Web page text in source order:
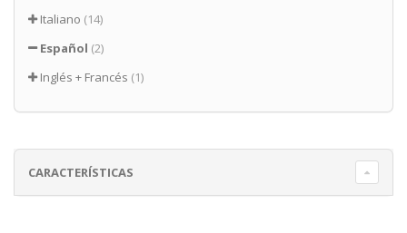
Italiano (14)
Español (2)
Inglés + Francés (1)
CARACTERÍSTICAS